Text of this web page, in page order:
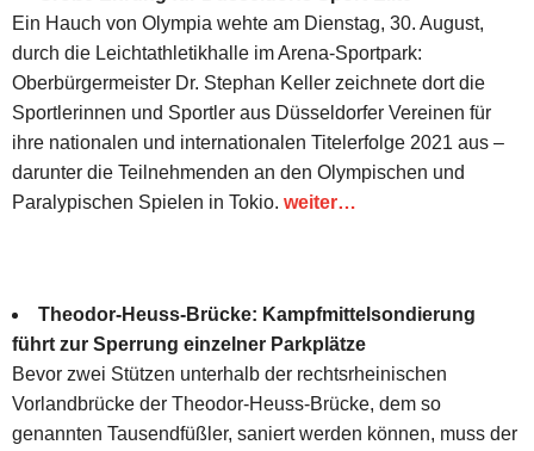
Ein Hauch von Olympia wehte am Dienstag, 30. August,
durch die Leichtathletikhalle im Arena-Sportpark:
Oberbürgermeister Dr. Stephan Keller zeichnete dort die
Sportlerinnen und Sportler aus Düsseldorfer Vereinen für
ihre nationalen und internationalen Titelerfolge 2021 aus –
darunter die Teilnehmenden an den Olympischen und
Paralypischen Spielen in Tokio. weiter…
Theodor-Heuss-Brücke: Kampfmittelsondierung
führt zur Sperrung einzelner Parkplätze
Bevor zwei Stützen unterhalb der rechtsrheinischen
Vorlandbrücke der Theodor-Heuss-Brücke, dem so
genannten Tausendfüßler, saniert werden können, muss der